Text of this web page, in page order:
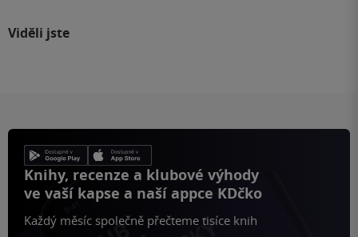
Viděli jste
Knihy, recenze a klubové výhody
ve vaší kapse a naší appce KDčko
Každý měsíc společně přečteme tisíce knih